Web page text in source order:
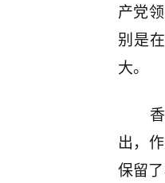
产党
别是
大。
出，
保留